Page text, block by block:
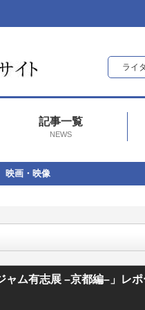
ライ
記事一覧
NEWS
映画・映像
–」レポート 受賞歴作品含む新進
ム有志展 –京都編–」レ